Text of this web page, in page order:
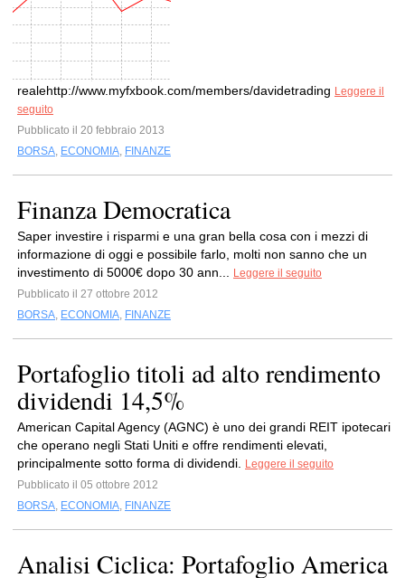
realehttp://www.myfxbook.com/members/davidetrading Leggere il
seguito
Pubblicato il 20 febbraio 2013
BORSA, ECONOMIA, FINANZE
Finanza Democratica
Saper investire i risparmi e una gran bella cosa con i mezzi di
informazione di oggi e possibile farlo, molti non sanno che un
investimento di 5000€ dopo 30 ann...
Leggere il seguito
Pubblicato il 27 ottobre 2012
BORSA, ECONOMIA, FINANZE
Portafoglio titoli ad alto rendimento
dividendi 14,5%
American Capital Agency (AGNC) è uno dei grandi REIT ipotecari
che operano negli Stati Uniti e offre rendimenti elevati,
principalmente sotto forma di dividendi.
Leggere il seguito
Pubblicato il 05 ottobre 2012
BORSA, ECONOMIA, FINANZE
Analisi Ciclica: Portafoglio America